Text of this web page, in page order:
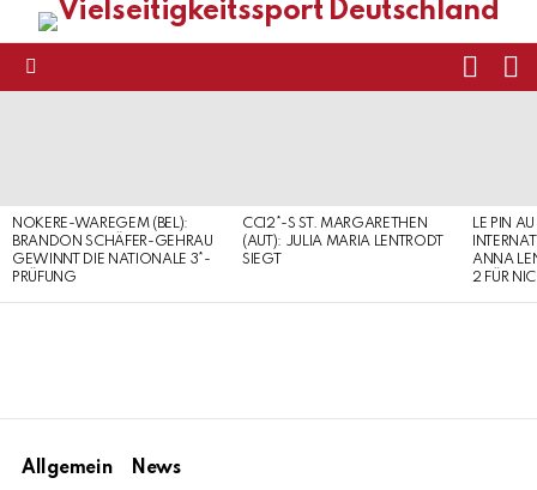
NOKERE-WAREGEM (BEL):
BRANDON SCHÄFER-GEHRAU
GEWINNT DIE NATIONALE 3*-
PRÜFUNG
CCI2*-S ST. MARGARETHEN
(AUT): JULIA MARIA LENTRODT
SIEGT
LE PIN
ANNA
2 FÜR
Allgemein News